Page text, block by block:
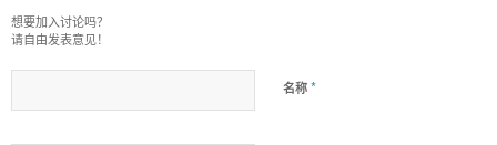
想要加入讨论吗？
请自由发表意见！
名称 *